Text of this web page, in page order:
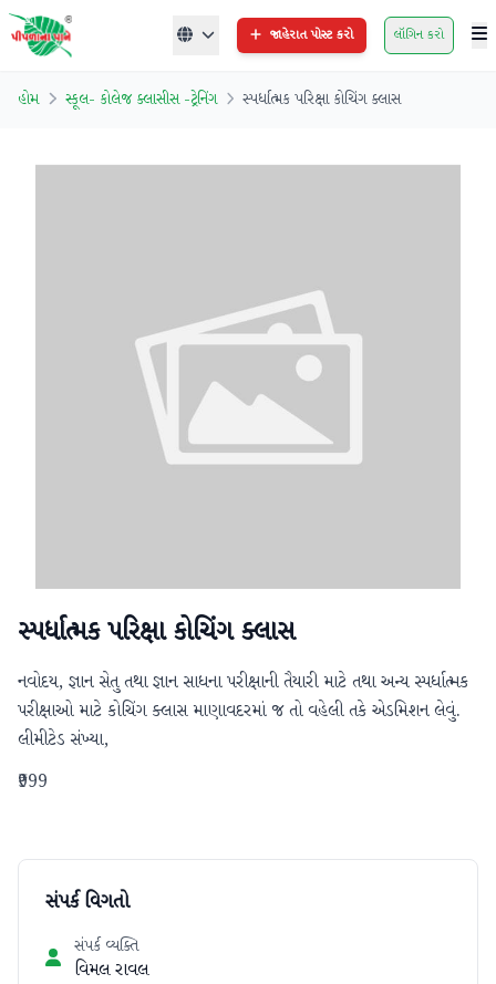
જાહેરાત પોસ્ટ કરો લૉગિન કરો
હોમ સ્કૂલ- કોલેજ ક્લાસીસ -ટ્રેનિંગ સ્પર્ધાત્મક પરિક્ષા કોચિંગ ક્લાસ
સ્પર્ધાત્મક પરિક્ષા કોચિંગ ક્લાસ
નવોદય, જ્ઞાન સેતુ તથા જ્ઞાન સાધના પરીક્ષાની તૈયારી માટે તથા અન્ય સ્પર્ધાત્મક
પરીક્ષાઓ માટે કોચિંગ ક્લાસ માણાવદરમાં જ તો વહેલી તકે એડમિશન લેવું.
લીમીટેડ સંખ્યા,
₹999
સંપર્ક વિગતો
સંપર્ક વ્યક્તિ
વિમલ રાવલ